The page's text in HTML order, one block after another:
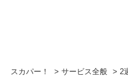
スカパー！ > サービス全般 > 2